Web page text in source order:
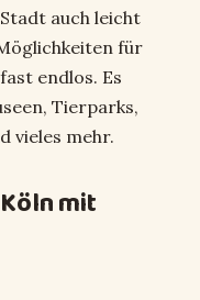
auch leicht
für
endlos. Es
Tierparks,
vieles mehr.
mit